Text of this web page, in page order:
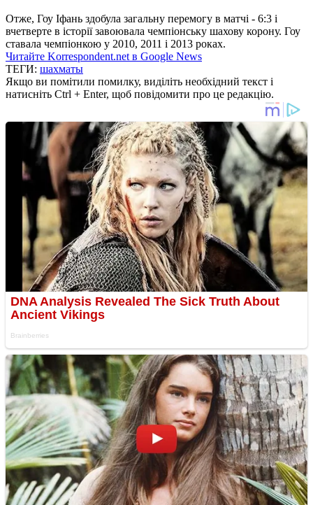
Отже, Гоу Іфань здобула загальну перемогу в матчі - 6:3 і
вчетверте в історії завоювала чемпіонську шахову корону. Гоу
ставала чемпіонкою у 2010, 2011 і 2013 роках.
Читайте Korrespondent.net в Google News
ТЕГИ: шахматы
Якщо ви помітили помилку, виділіть необхідний текст і
натисніть Ctrl + Enter, щоб повідомити про це редакцію.